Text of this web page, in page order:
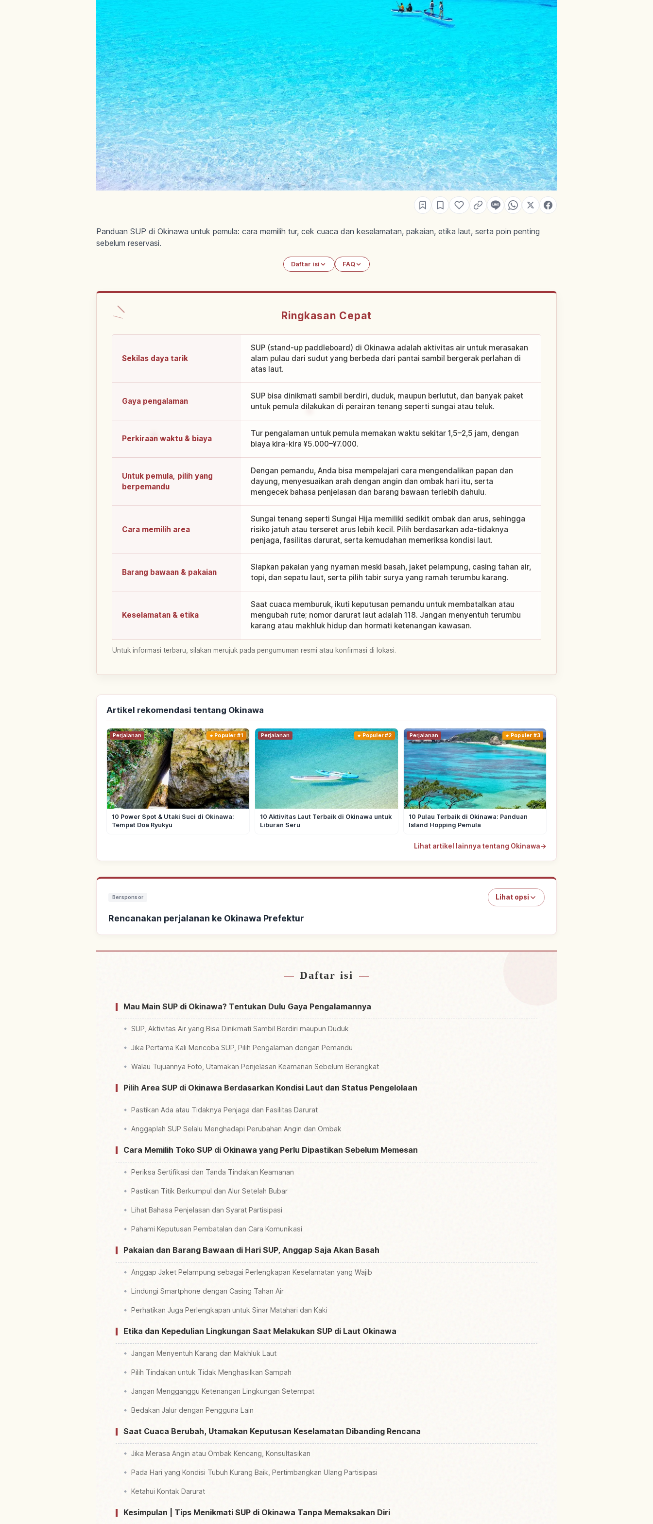
Panduan SUP di Okinawa untuk pemula: cara memilih tur, cek cuaca dan keselamatan, pakaian, etika laut, serta poin penting
sebelum reservasi.
Daftar isi FAQ
Ringkasan Cepat
Sekilas daya tarik
SUP (stand-up paddleboard) di Okinawa adalah aktivitas air untuk merasakan
alam pulau dari sudut yang berbeda dari pantai sambil bergerak perlahan di
atas laut.
Gaya pengalaman
SUP bisa dinikmati sambil berdiri, duduk, maupun berlutut, dan banyak paket
untuk pemula dilakukan di perairan tenang seperti sungai atau teluk.
Perkiraan waktu & biaya
Tur pengalaman untuk pemula memakan waktu sekitar 1,5–2,5 jam, dengan
biaya kira-kira ¥5.000–¥7.000.
Untuk pemula, pilih yang
berpemandu
Dengan pemandu, Anda bisa mempelajari cara mengendalikan papan dan
dayung, menyesuaikan arah dengan angin dan ombak hari itu, serta
mengecek bahasa penjelasan dan barang bawaan terlebih dahulu.
Cara memilih area
Sungai tenang seperti Sungai Hija memiliki sedikit ombak dan arus, sehingga
risiko jatuh atau terseret arus lebih kecil. Pilih berdasarkan ada-tidaknya
penjaga, fasilitas darurat, serta kemudahan memeriksa kondisi laut.
Barang bawaan & pakaian
Siapkan pakaian yang nyaman meski basah, jaket pelampung, casing tahan air,
topi, dan sepatu laut, serta pilih tabir surya yang ramah terumbu karang.
Keselamatan & etika
Saat cuaca memburuk, ikuti keputusan pemandu untuk membatalkan atau
mengubah rute; nomor darurat laut adalah 118. Jangan menyentuh terumbu
karang atau makhluk hidup dan hormati ketenangan kawasan.
Untuk informasi terbaru, silakan merujuk pada pengumuman resmi atau konfirmasi di lokasi.
Artikel rekomendasi tentang Okinawa
Perjalanan Populer #1
10 Power Spot & Utaki Suci di Okinawa:
Tempat Doa Ryukyu
Perjalanan Populer #2
10 Aktivitas Laut Terbaik di Okinawa untuk
Liburan Seru
Perjalanan Populer #3
10 Pulau Terbaik di Okinawa: Panduan
Island Hopping Pemula
Lihat artikel lainnya tentang Okinawa→
Bersponsor Lihat opsi
Rencanakan perjalanan ke Okinawa Prefektur
Daftar isi
Mau Main SUP di Okinawa? Tentukan Dulu Gaya Pengalamannya
SUP, Aktivitas Air yang Bisa Dinikmati Sambil Berdiri maupun Duduk
Jika Pertama Kali Mencoba SUP, Pilih Pengalaman dengan Pemandu
Walau Tujuannya Foto, Utamakan Penjelasan Keamanan Sebelum Berangkat
Pilih Area SUP di Okinawa Berdasarkan Kondisi Laut dan Status Pengelolaan
Pastikan Ada atau Tidaknya Penjaga dan Fasilitas Darurat
Anggaplah SUP Selalu Menghadapi Perubahan Angin dan Ombak
Cara Memilih Toko SUP di Okinawa yang Perlu Dipastikan Sebelum Memesan
Periksa Sertifikasi dan Tanda Tindakan Keamanan
Pastikan Titik Berkumpul dan Alur Setelah Bubar
Lihat Bahasa Penjelasan dan Syarat Partisipasi
Pahami Keputusan Pembatalan dan Cara Komunikasi
Pakaian dan Barang Bawaan di Hari SUP, Anggap Saja Akan Basah
Anggap Jaket Pelampung sebagai Perlengkapan Keselamatan yang Wajib
Lindungi Smartphone dengan Casing Tahan Air
Perhatikan Juga Perlengkapan untuk Sinar Matahari dan Kaki
Etika dan Kepedulian Lingkungan Saat Melakukan SUP di Laut Okinawa
Jangan Menyentuh Karang dan Makhluk Laut
Pilih Tindakan untuk Tidak Menghasilkan Sampah
Jangan Mengganggu Ketenangan Lingkungan Setempat
Bedakan Jalur dengan Pengguna Lain
Saat Cuaca Berubah, Utamakan Keputusan Keselamatan Dibanding Rencana
Jika Merasa Angin atau Ombak Kencang, Konsultasikan
Pada Hari yang Kondisi Tubuh Kurang Baik, Pertimbangkan Ulang Partisipasi
Ketahui Kontak Darurat
Kesimpulan | Tips Menikmati SUP di Okinawa Tanpa Memaksakan Diri